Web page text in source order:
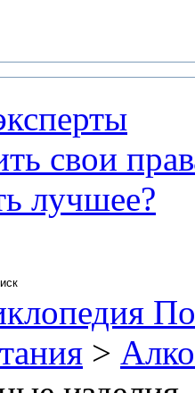
свои
лучшее?
>